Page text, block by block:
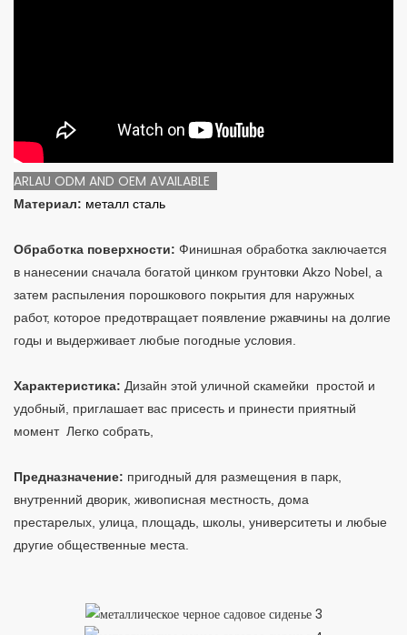
ARLAU ODM AND OEM AVAILABLE
Материал: металл сталь
Обработка поверхности: Финишная обработка заключается
в нанесении сначала богатой цинком грунтовки Akzo Nobel, а
затем распыления порошкового покрытия для наружных
работ, которое предотвращает появление ржавчины на долгие
годы и выдерживает любые погодные условия.
Характеристика: Дизайн этой уличной скамейки простой и
удобный, приглашает вас присесть и принести приятный
момент Легко собрать,
Предназначение: пригодный для размещения в парк,
внутренний дворик, живописная местность, дома
престарелых, улица, площадь, школы, университеты и любые
другие общественные места.